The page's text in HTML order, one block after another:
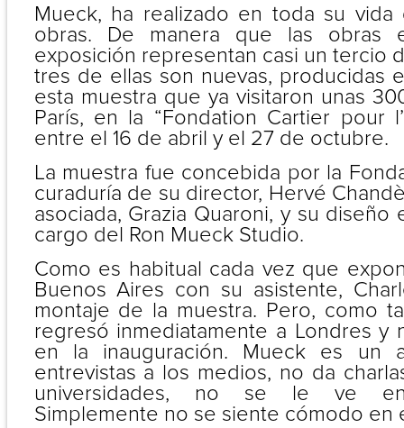
Mueck, ha realizado en toda su
obras. De manera que las obras
exposición representan casi un tercio
tres de ellas son nuevas, producidas
esta muestra que ya visitaron unas
París, en la “Fondation Cartier pour
entre el 16 de abril y el 27 de octubre.
La muestra fue concebida por la
curaduría de su director, Hervé
asociada, Grazia Quaroni, y su diseño
cargo del Ron Mueck Studio.
Como es habitual cada vez que
Buenos Aires con su asistente,
montaje de la muestra. Pero, como
regresó inmediatamente a Londres y
en la inauguración. Mueck es un
entrevistas a los medios, no da
universidades, no se le ve en
Simplemente no se siente cómodo en